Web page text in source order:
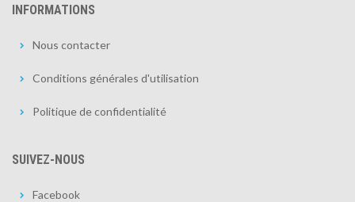
INFORMATIONS
Nous contacter
Conditions générales d'utilisation
Politique de confidentialité
SUIVEZ-NOUS
Facebook